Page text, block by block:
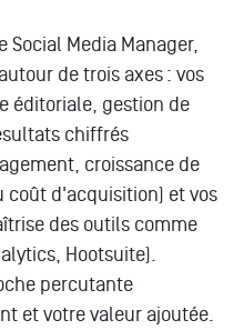
Social Media Manager,
de trois axes : vos
éditoriale, gestion de
chiffrés
croissance de
d'acquisition) et vos
des outils comme
Hootsuite).
percutante
et votre valeur ajoutée.